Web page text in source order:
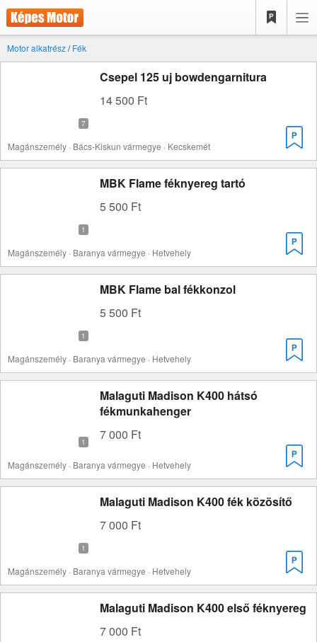
Motor alkatrész/Fék
Csepel 125 uj bowdengarnitura
14 500 Ft
Magánszemély · Bács-Kiskun vármegye · Kecskemét
MBK Flame féknyereg tartó
5 500 Ft
Magánszemély · Baranya vármegye · Hetvehely
MBK Flame bal fékkonzol
5 500 Ft
Magánszemély · Baranya vármegye · Hetvehely
Malaguti Madison K400 hátsó
fékmunkahenger
7 000 Ft
Magánszemély · Baranya vármegye · Hetvehely
Malaguti Madison K400 fék közösítő
7 000 Ft
Magánszemély · Baranya vármegye · Hetvehely
Malaguti Madison K400 első féknyereg
7 000 Ft